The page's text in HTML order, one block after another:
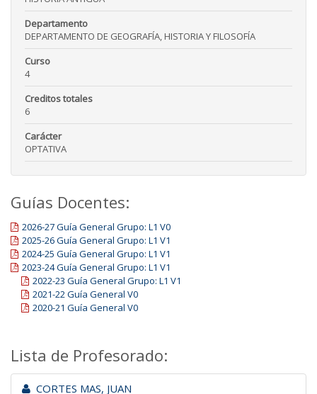
Departamento
DEPARTAMENTO DE GEOGRAFÍA, HISTORIA Y FILOSOFÍA
Curso
4
Creditos totales
6
Carácter
OPTATIVA
Guías Docentes:
2026-27 Guía General Grupo: L1 V0
2025-26 Guía General Grupo: L1 V1
2024-25 Guía General Grupo: L1 V1
2023-24 Guía General Grupo: L1 V1
2022-23 Guía General Grupo: L1 V1
2021-22 Guía General V0
2020-21 Guía General V0
Lista de Profesorado:
CORTES MAS, JUAN